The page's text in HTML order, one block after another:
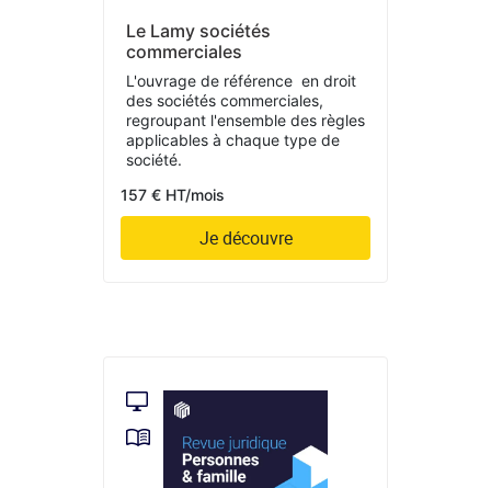
Le Lamy sociétés
commerciales
L'ouvrage de référence en droit
des sociétés commerciales,
regroupant l'ensemble des règles
applicables à chaque type de
société.
157 € HT/mois
Je découvre